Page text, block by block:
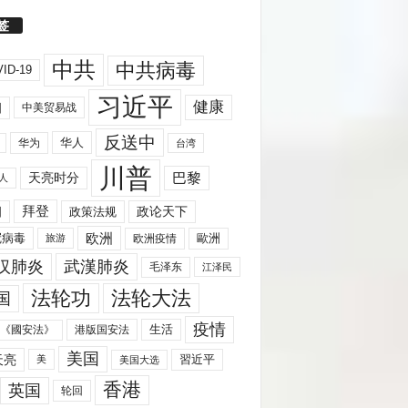
19 中共 中共病毒
中美贸易战 习近平 健康
华为 华人 反送中 台湾
天亮时分 川普 巴黎
拜登 政策法规
政论天下
毒
旅游 欧洲 欧洲疫情 歐洲
肺炎 武漢肺炎 毛泽东 江泽民
法轮功 法轮大法
國安法》 港版国安法 生活 疫情
亮 美 美国 美国大选 習近平
英国 轮回 香港